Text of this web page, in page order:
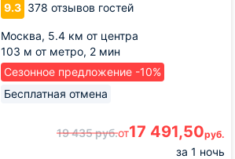
9.3 378 отзывов гостей
Москва, 5.4 км от центра
103 м от метро, 2 мин
Сезонное предложение -10%
Бесплатная отмена
19 435руб.от17 491,50руб.
за 1 ночь